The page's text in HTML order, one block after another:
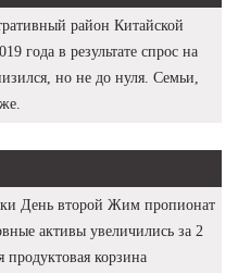
район Китайской
года в результате спрос на
но не до нуля. Семьи,
День второй Жим пропионат
активы увеличились за 2
корзина